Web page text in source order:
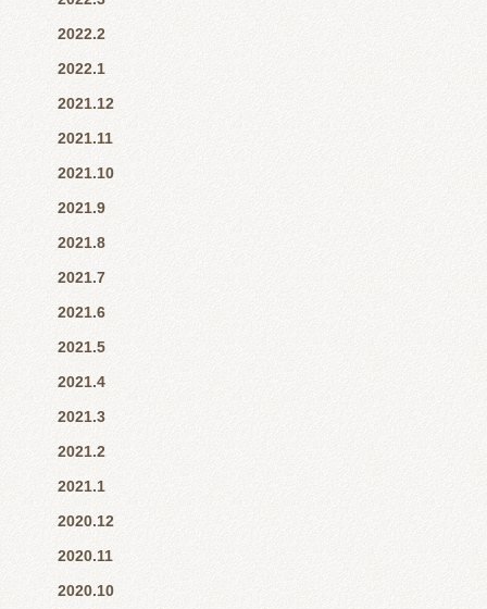
2022.2
2022.1
2021.12
2021.11
2021.10
2021.9
2021.8
2021.7
2021.6
2021.5
2021.4
2021.3
2021.2
2021.1
2020.12
2020.11
2020.10